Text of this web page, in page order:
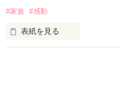
#家族 #感動
表紙を見る